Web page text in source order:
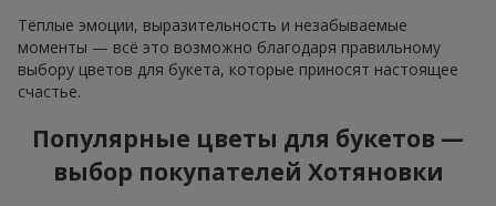
Тёплые эмоции, выразительность и незабываемые
моменты — всё это возможно благодаря правильному
выбору цветов для букета, которые приносят настоящее
счастье.
Популярные цветы для букетов —
выбор покупателей Хотяновки